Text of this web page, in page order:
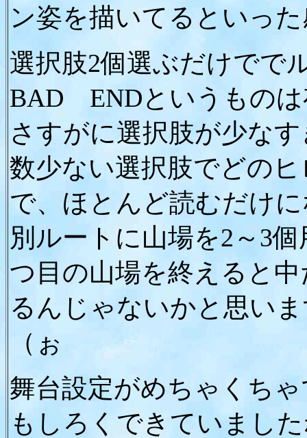
ン姿を描いてるといっ
選択肢2個選ぶだけでで
BAD ENDというものは
さすがに選択肢が少な
数少ない選択肢でどの
で、ほとんど読むだけ
別ルートに山場を2～3
つ目の山場を終えると
るんじゃないかと思い
（ぉ
舞台設定がめちゃくち
もしろくできていまし